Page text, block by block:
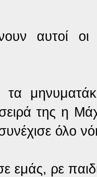
αυτοί
της η
όλο
εμάς, ρε